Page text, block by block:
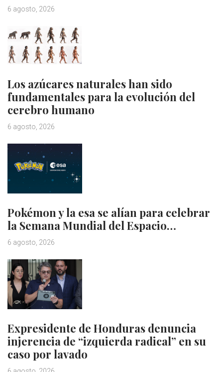
6 agosto, 2026
Los azúcares naturales han sido
fundamentales para la evolución del
cerebro humano
6 agosto, 2026
Pokémon y la esa se alían para celebrar
la Semana Mundial del Espacio…
6 agosto, 2026
Expresidente de Honduras denuncia
injerencia de “izquierda radical” en su
caso por lavado